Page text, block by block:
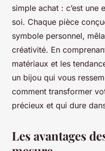
simple achat : c’est une
soi. Chaque pièce
symbole personnel,
créativité. En
matériaux et les
un bijou qui vous
comment transformer
précieux et qui dure
Les avantages